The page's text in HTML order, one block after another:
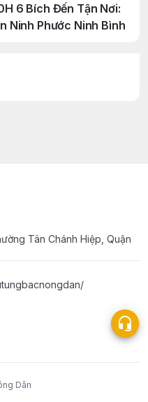
6 Bích Đến Tận Nơi:
Ninh Phước Ninh Bình
Tân Chánh Hiệp, Quận
Dân